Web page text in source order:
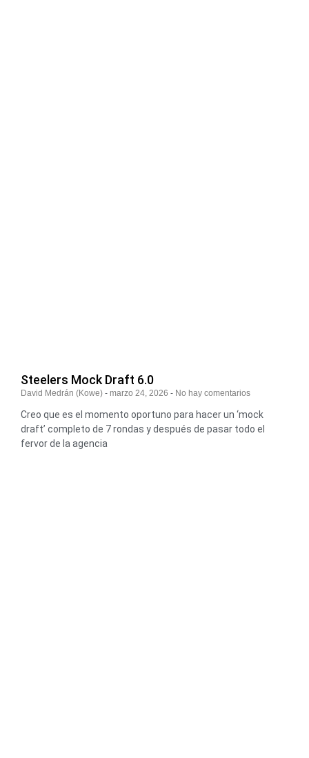
Steelers Mock Draft 6.0
David Medrán (Kowe) marzo 24, 2026 No hay comentarios
Creo que es el momento oportuno para hacer un ‘mock
draft’ completo de 7 rondas y después de pasar todo el
fervor de la agencia